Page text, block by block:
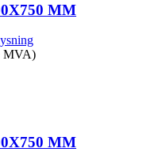
MM
MVA)
MM